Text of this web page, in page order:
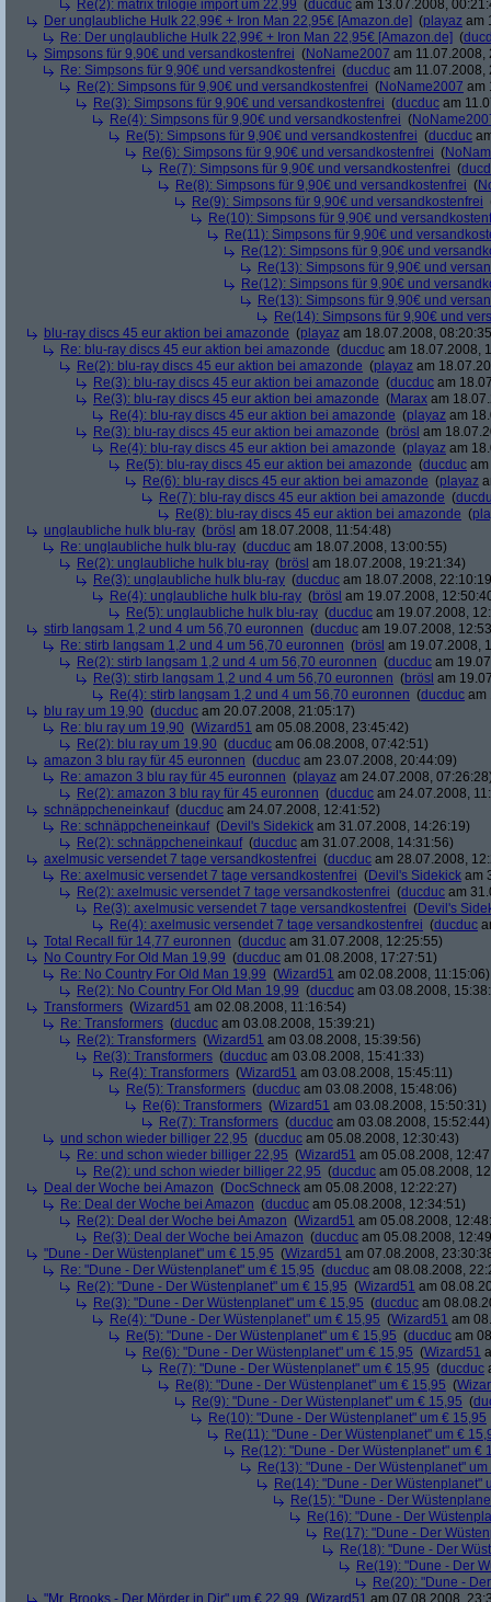
Re(2): matrix trilogie import um 22,99 (ducduc am 13.07.2008,
Der unglaubliche Hulk 22,99€ + Iron Man 22,95€ [Amazon.de] (playaz am
Re: Der unglaubliche Hulk 22,99€ + Iron Man 22,95€ [Amazon.de] (
Simpsons für 9,90€ und versandkostenfrei (NoName2007 am 11.07.2008,
Re: Simpsons für 9,90€ und versandkostenfrei (ducduc am 11.07.2008,
Re(2): Simpsons für 9,90€ und versandkostenfrei (NoName2007 am
Re(3): Simpsons für 9,90€ und versandkostenfrei (ducduc am
Re(4): Simpsons für 9,90€ und versandkostenfrei (
Re(5): Simpsons für 9,90€ und versandkostenfrei (ducduc
Re(6): Simpsons für 9,90€ und versandkostenfrei (
Re(7): Simpsons für 9,90€ und versandkostenfrei (
Re(8): Simpsons für 9,90€ und versandkostenfrei (
Re(9): Simpsons für 9,90€ und versandkostenfrei
Re(10): Simpsons für 9,90€ und
Re(11): Simpsons für 9,90€ und
Re(12): Simpsons für 9,90€ und
Re(13): Simpsons für 9,90€ und
Re(12): Simpsons für 9,90€ und
Re(13): Simpsons für 9,90€ und
Re(14): Simpsons für 9,90€ und
blu-ray discs 45 eur aktion bei amazonde (playaz am 18.07.2008,
Re: blu-ray discs 45 eur aktion bei amazonde (ducduc am 18.07.2008,
Re(2): blu-ray discs 45 eur aktion bei amazonde (playaz am
Re(3): blu-ray discs 45 eur aktion bei amazonde (ducduc am
Re(3): blu-ray discs 45 eur aktion bei amazonde (Marax am
Re(4): blu-ray discs 45 eur aktion bei amazonde (playaz am
Re(3): blu-ray discs 45 eur aktion bei amazonde (brösl am
Re(4): blu-ray discs 45 eur aktion bei amazonde (playaz am
Re(5): blu-ray discs 45 eur aktion bei amazonde (ducduc
Re(6): blu-ray discs 45 eur aktion bei amazonde (playaz
Re(7): blu-ray discs 45 eur aktion bei amazonde (
Re(8): blu-ray discs 45 eur aktion bei amazonde (
unglaubliche hulk blu-ray (brösl am 18.07.2008, 11:54:48)
Re: unglaubliche hulk blu-ray (ducduc am 18.07.2008, 13:00:55)
Re(2): unglaubliche hulk blu-ray (brösl am 18.07.2008, 19:21:34)
Re(3): unglaubliche hulk blu-ray (ducduc am 18.07.2008,
Re(4): unglaubliche hulk blu-ray (brösl am 19.07.2008,
Re(5): unglaubliche hulk blu-ray (ducduc am 19.07.2008,
stirb langsam 1,2 und 4 um 56,70 euronnen (ducduc am 19.07.2008,
Re: stirb langsam 1,2 und 4 um 56,70 euronnen (brösl am 19.07.2008,
Re(2): stirb langsam 1,2 und 4 um 56,70 euronnen (ducduc am
Re(3): stirb langsam 1,2 und 4 um 56,70 euronnen (brösl am
Re(4): stirb langsam 1,2 und 4 um 56,70 euronnen (ducduc am
blu ray um 19,90 (ducduc am 20.07.2008, 21:05:17)
Re: blu ray um 19,90 (Wizard51 am 05.08.2008, 23:45:42)
Re(2): blu ray um 19,90 (ducduc am 06.08.2008, 07:42:51)
amazon 3 blu ray für 45 euronnen (ducduc am 23.07.2008, 20:44:09)
Re: amazon 3 blu ray für 45 euronnen (playaz am 24.07.2008,
Re(2): amazon 3 blu ray für 45 euronnen (ducduc am 24.07.2008,
schnäppcheneinkauf(ducduc am 24.07.2008, 12:41:52)
Re: schnäppcheneinkauf(Devil's Sidekick am 31.07.2008, 14:26:19)
Re(2): schnäppcheneinkauf(ducduc am 31.07.2008, 14:31:56)
axelmusic versendet 7 tage versandkostenfrei (ducduc am 28.07.2008,
Re: axelmusic versendet 7 tage versandkostenfrei (Devil's Sidekick am
Re(2): axelmusic versendet 7 tage versandkostenfrei (ducduc am
Re(3): axelmusic versendet 7 tage versandkostenfrei (Devil's
Re(4): axelmusic versendet 7 tage versandkostenfrei (ducduc
Total Recall für 14,77 euronnen (ducduc am 31.07.2008, 12:25:55)
No Country For Old Man 19,99 (ducduc am 01.08.2008, 17:27:51)
Re: No Country For Old Man 19,99 (Wizard51 am 02.08.2008, 11:15:06)
Re(2): No Country For Old Man 19,99 (ducduc am 03.08.2008,
Transformers (Wizard51 am 02.08.2008, 11:16:54)
Re: Transformers (ducduc am 03.08.2008, 15:39:21)
Re(2): Transformers (Wizard51 am 03.08.2008, 15:39:56)
Re(3): Transformers (ducduc am 03.08.2008, 15:41:33)
Re(4): Transformers (Wizard51 am 03.08.2008, 15:45:11)
Re(5): Transformers (ducduc am 03.08.2008, 15:48:06)
Re(6): Transformers (Wizard51 am 03.08.2008, 15:50:31)
Re(7): Transformers (ducduc am 03.08.2008, 15:52:44)
und schon wieder billiger 22,95 (ducduc am 05.08.2008, 12:30:43)
Re: und schon wieder billiger 22,95 (Wizard51 am 05.08.2008,
Re(2): und schon wieder billiger 22,95 (ducduc am 05.08.2008,
Deal der Woche bei Amazon (DocSchneck am 05.08.2008, 12:22:27)
Re: Deal der Woche bei Amazon (ducduc am 05.08.2008, 12:34:51)
Re(2): Deal der Woche bei Amazon (Wizard51 am 05.08.2008,
Re(3): Deal der Woche bei Amazon (ducduc am 05.08.2008,
"Dune - Der Wüstenplanet" um € 15,95 (Wizard51 am 07.08.2008,
Re: "Dune - Der Wüstenplanet" um € 15,95 (ducduc am 08.08.2008,
Re(2): "Dune - Der Wüstenplanet" um € 15,95 (Wizard51 am
Re(3): "Dune - Der Wüstenplanet" um € 15,95 (ducduc am
Re(4): "Dune - Der Wüstenplanet" um € 15,95 (Wizard51 am
Re(5): "Dune - Der Wüstenplanet" um € 15,95 (ducduc am
Re(6): "Dune - Der Wüstenplanet" um € 15,95 (Wizard51
Re(7): "Dune - Der Wüstenplanet" um € 15,95 (ducduc
Re(8): "Dune - Der Wüstenplanet" um € 15,95 (
Re(9): "Dune - Der Wüstenplanet" um € 15,95 (
Re(10): "Dune - Der Wüstenplanet" um € 15,95
Re(11): "Dune - Der Wüstenplanet" um €
Re(12): "Dune - Der Wüstenplanet" um €
Re(13): "Dune - Der Wüstenplanet"
Re(14): "Dune - Der Wüstenplanet"
Re(15): "Dune - Der
Re(16): "Dune - Der
Re(17): "Dune - Der
Re(18): "Dune - Der
Re(19): "Dune - Der
Re(20): "Dune -
"Mr. Brooks - Der Mörder in Dir" um € 22,99 (Wizard51 am 07.08.2008,